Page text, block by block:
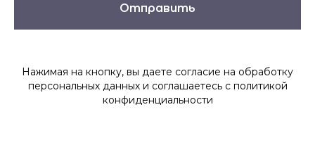
Отправить
Нажимая на кнопку, вы даете согласие на обработку
персональных данных и соглашаетесь c политикой
конфиденциальности